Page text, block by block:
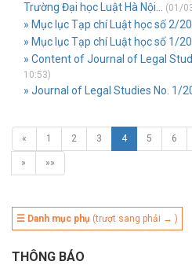
Trường Đại học Luật Hà Nội...
(01/
» Mục lục Tạp chí Luật học số 2/
» Mục lục Tạp chí Luật học số 1/
» Content of Journal of Legal
10:53)
» Journal of Legal Studies No. 1/
« 1 2 3 4 5 6
» »»
☰ Danh mục phụ (trượt sang phải → )
THÔNG BÁO